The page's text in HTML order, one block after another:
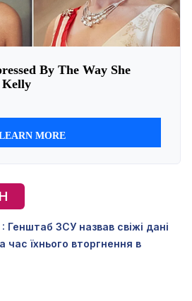
Генштаб ЗСУ назвав свіжі дані
час їхнього вторгнення в